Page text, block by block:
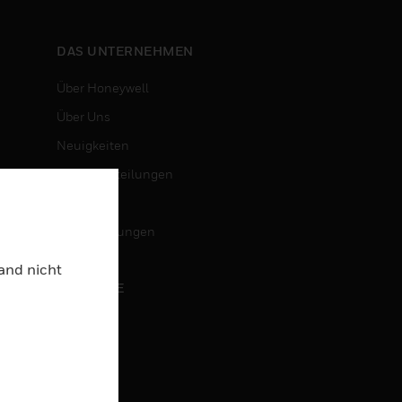
DAS UNTERNEHMEN
Über Honeywell
Über Uns
Neuigkeiten
Pressemitteilungen
Veranstaltungen
KARRIERE
nicht